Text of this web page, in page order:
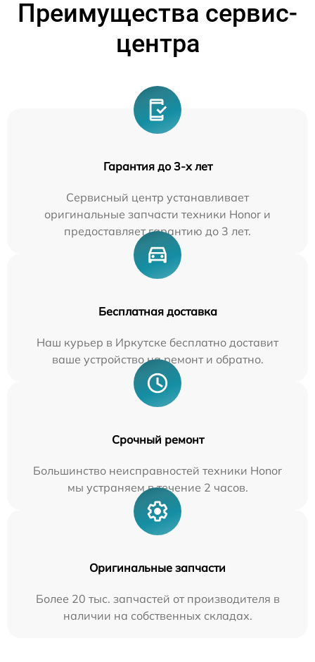
Преимущества сервис-
центра
Гарантия до 3-х лет
Сервисный центр устанавливает
оригинальные запчасти техники Honor и
предоставляет гарантию до 3 лет.
Бесплатная доставка
Наш курьер в Иркутске бесплатно доставит
ваше устройство на ремонт и обратно.
Срочный ремонт
Большинство неисправностей техники Honor
мы устраняем в течение 2 часов.
Оригинальные запчасти
Более 20 тыс. запчастей от производителя в
наличии на собственных складах.